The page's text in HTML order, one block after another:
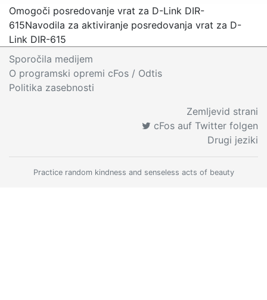
Omogoči posredovanje vrat za D-Link DIR-
615Navodila za aktiviranje posredovanja vrat za D-
Link DIR-615
Sporočila medijem
O programski opremi cFos / Odtis
Politika zasebnosti
Zemljevid strani
cFos auf Twitter folgen
Drugi jeziki
Practice random kindness and senseless acts of beauty